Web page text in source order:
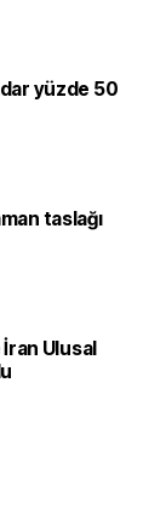
yüzde 50
taslağı
Ulusal